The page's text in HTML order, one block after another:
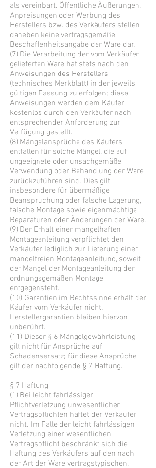
als vereinbart. Öffentliche Äußerungen,
Anpreisungen oder Werbung des
Herstellers bzw. des Verkäufers stellen
daneben keine vertragsgemäße
Beschaffenheitsangabe der Ware dar.
(7) Die Verarbeitung der vom Verkäufer
gelieferten Ware hat stets nach den
Anweisungen des Herstellers
(technisches Merkblatt) in der jeweils
gültigen Fassung zu erfolgen; diese
Anweisungen werden dem Käufer
kostenlos durch den Verkäufer nach
entsprechender Anforderung zur
Verfügung gestellt.
(8) Mängelansprüche des Käufers
entfallen für solche Mängel, die auf
ungeeignete oder unsachgemäße
Verwendung oder Behandlung der Ware
zurückzuführen sind. Dies gilt
insbesondere für übermäßige
Beanspruchung oder falsche Lagerung,
falsche Montage sowie eigenmächtige
Reparaturen oder Änderungen der Ware.
(9) Der Erhalt einer mangelhaften
Montageanleitung verpflichtet den
Verkäufer lediglich zur Lieferung einer
mangelfreien Montageanleitung, soweit
der Mangel der Montageanleitung der
ordnungsgemäßen Montage
entgegensteht.
(10) Garantien im Rechtssinne erhält der
Käufer vom Verkäufer nicht.
Herstellergarantien bleiben hiervon
unberührt.
(11) Dieser § 6 Mängelgewährleistung
gilt nicht für Ansprüche auf
Schadensersatz; für diese Ansprüche
gilt der nachfolgende § 7 Haftung.
§ 7 Haftung
(1) Bei leicht fahrlässiger
Pflichtverletzung unwesentlicher
Vertragspflichten haftet der Verkäufer
nicht. Im Falle der leicht fahrlässigen
Verletzung einer wesentlichen
Vertragspflicht beschränkt sich die
Haftung des Verkäufers auf den nach
der Art der Ware vertragstypischen,